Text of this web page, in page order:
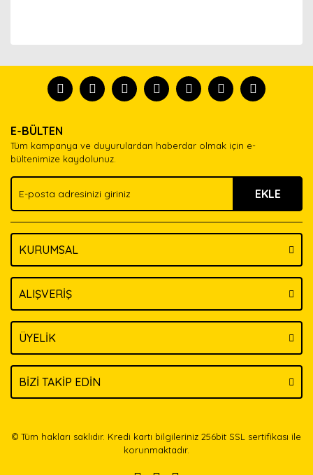
tanısın.
formunu kullanarak tarafımıza iletebilirsiniz.
Görüş ve önerileriniz için teşekkür ederiz.
Ürün açıklamasında eksik bilgiler bulunuyor.
Ürün bilgilerinde hatalar bulunuyor.
Ürün fiyatı diğer sitelerden daha pahalı.
Bu ürüne benzer farklı alternatifler olmalı.
E-BÜLTEN
Tüm kampanya ve duyurulardan haberdar olmak için e-
bültenimize kaydolunuz.
EKLE
KURUMSAL
ALIŞVERİŞ
ÜYELİK
BİZİ TAKİP EDİN
© Tüm hakları saklıdır. Kredi kartı bilgileriniz 256bit SSL sertifikası ile
korunmaktadır.